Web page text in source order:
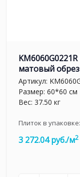
матовый
Артикул:
Размер: 60*60 см
Вес: 37.50 кг
Плиток в упаковке:
3 272.04 руб./м2